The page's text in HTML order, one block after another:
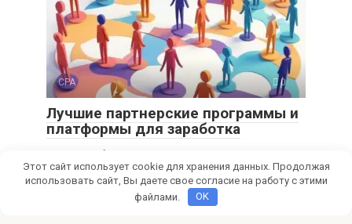
CPA 0
Лучшие партнерские программы и
платформы для заработка
Хотите зарабатывать онлайн? Узнайте о лучших
партнерских программах и платформах для монетизации
вашего сайта
Этот сайт использует cookie для хранения данных. Продолжая
использовать сайт, Вы даете свое согласие на работу с этими
файлами.
OK